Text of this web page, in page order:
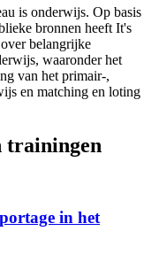
is onderwijs. Op basis
bronnen heeft It's
belangrijke
waaronder het
van het primair-,
en matching en loting
trainingen
in het